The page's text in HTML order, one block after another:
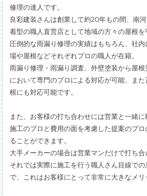
修理の達人です。
良彩建装さんは創業して約20年もの間、南
着型の職人直営店として地域の方々の屋根を
圧倒的な雨漏り修理の実績はもちろん、社
場や屋根などそれぞれプロの職人が在籍。
雨漏り修理・雨漏り調査、外壁塗装から屋
において専門のプロによる対応が可能、ま
根にも対応可能です。
また、お客様の打ち合わせには営業と一緒に
施工のプロと費用の面を考慮した提案のプ
ることができます。
大手メーカーの場合は営業マンだけで打ち合
それでは実際に施工を行う職人さん目線で
で、これはお客様にとって非常に大きなメリ